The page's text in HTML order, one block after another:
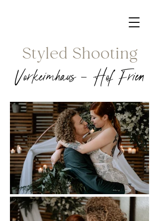
Styled Shooting
Vorkeimhaus - Hof Frien